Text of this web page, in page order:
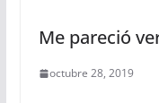
Me pareció
octubre 28, 2019